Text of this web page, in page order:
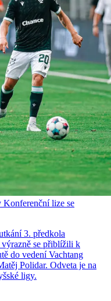
Konferenční lize se
3. předkola
se přiblížili k
do vedení Vachtang
Polidar. Odveta je na
ligy.